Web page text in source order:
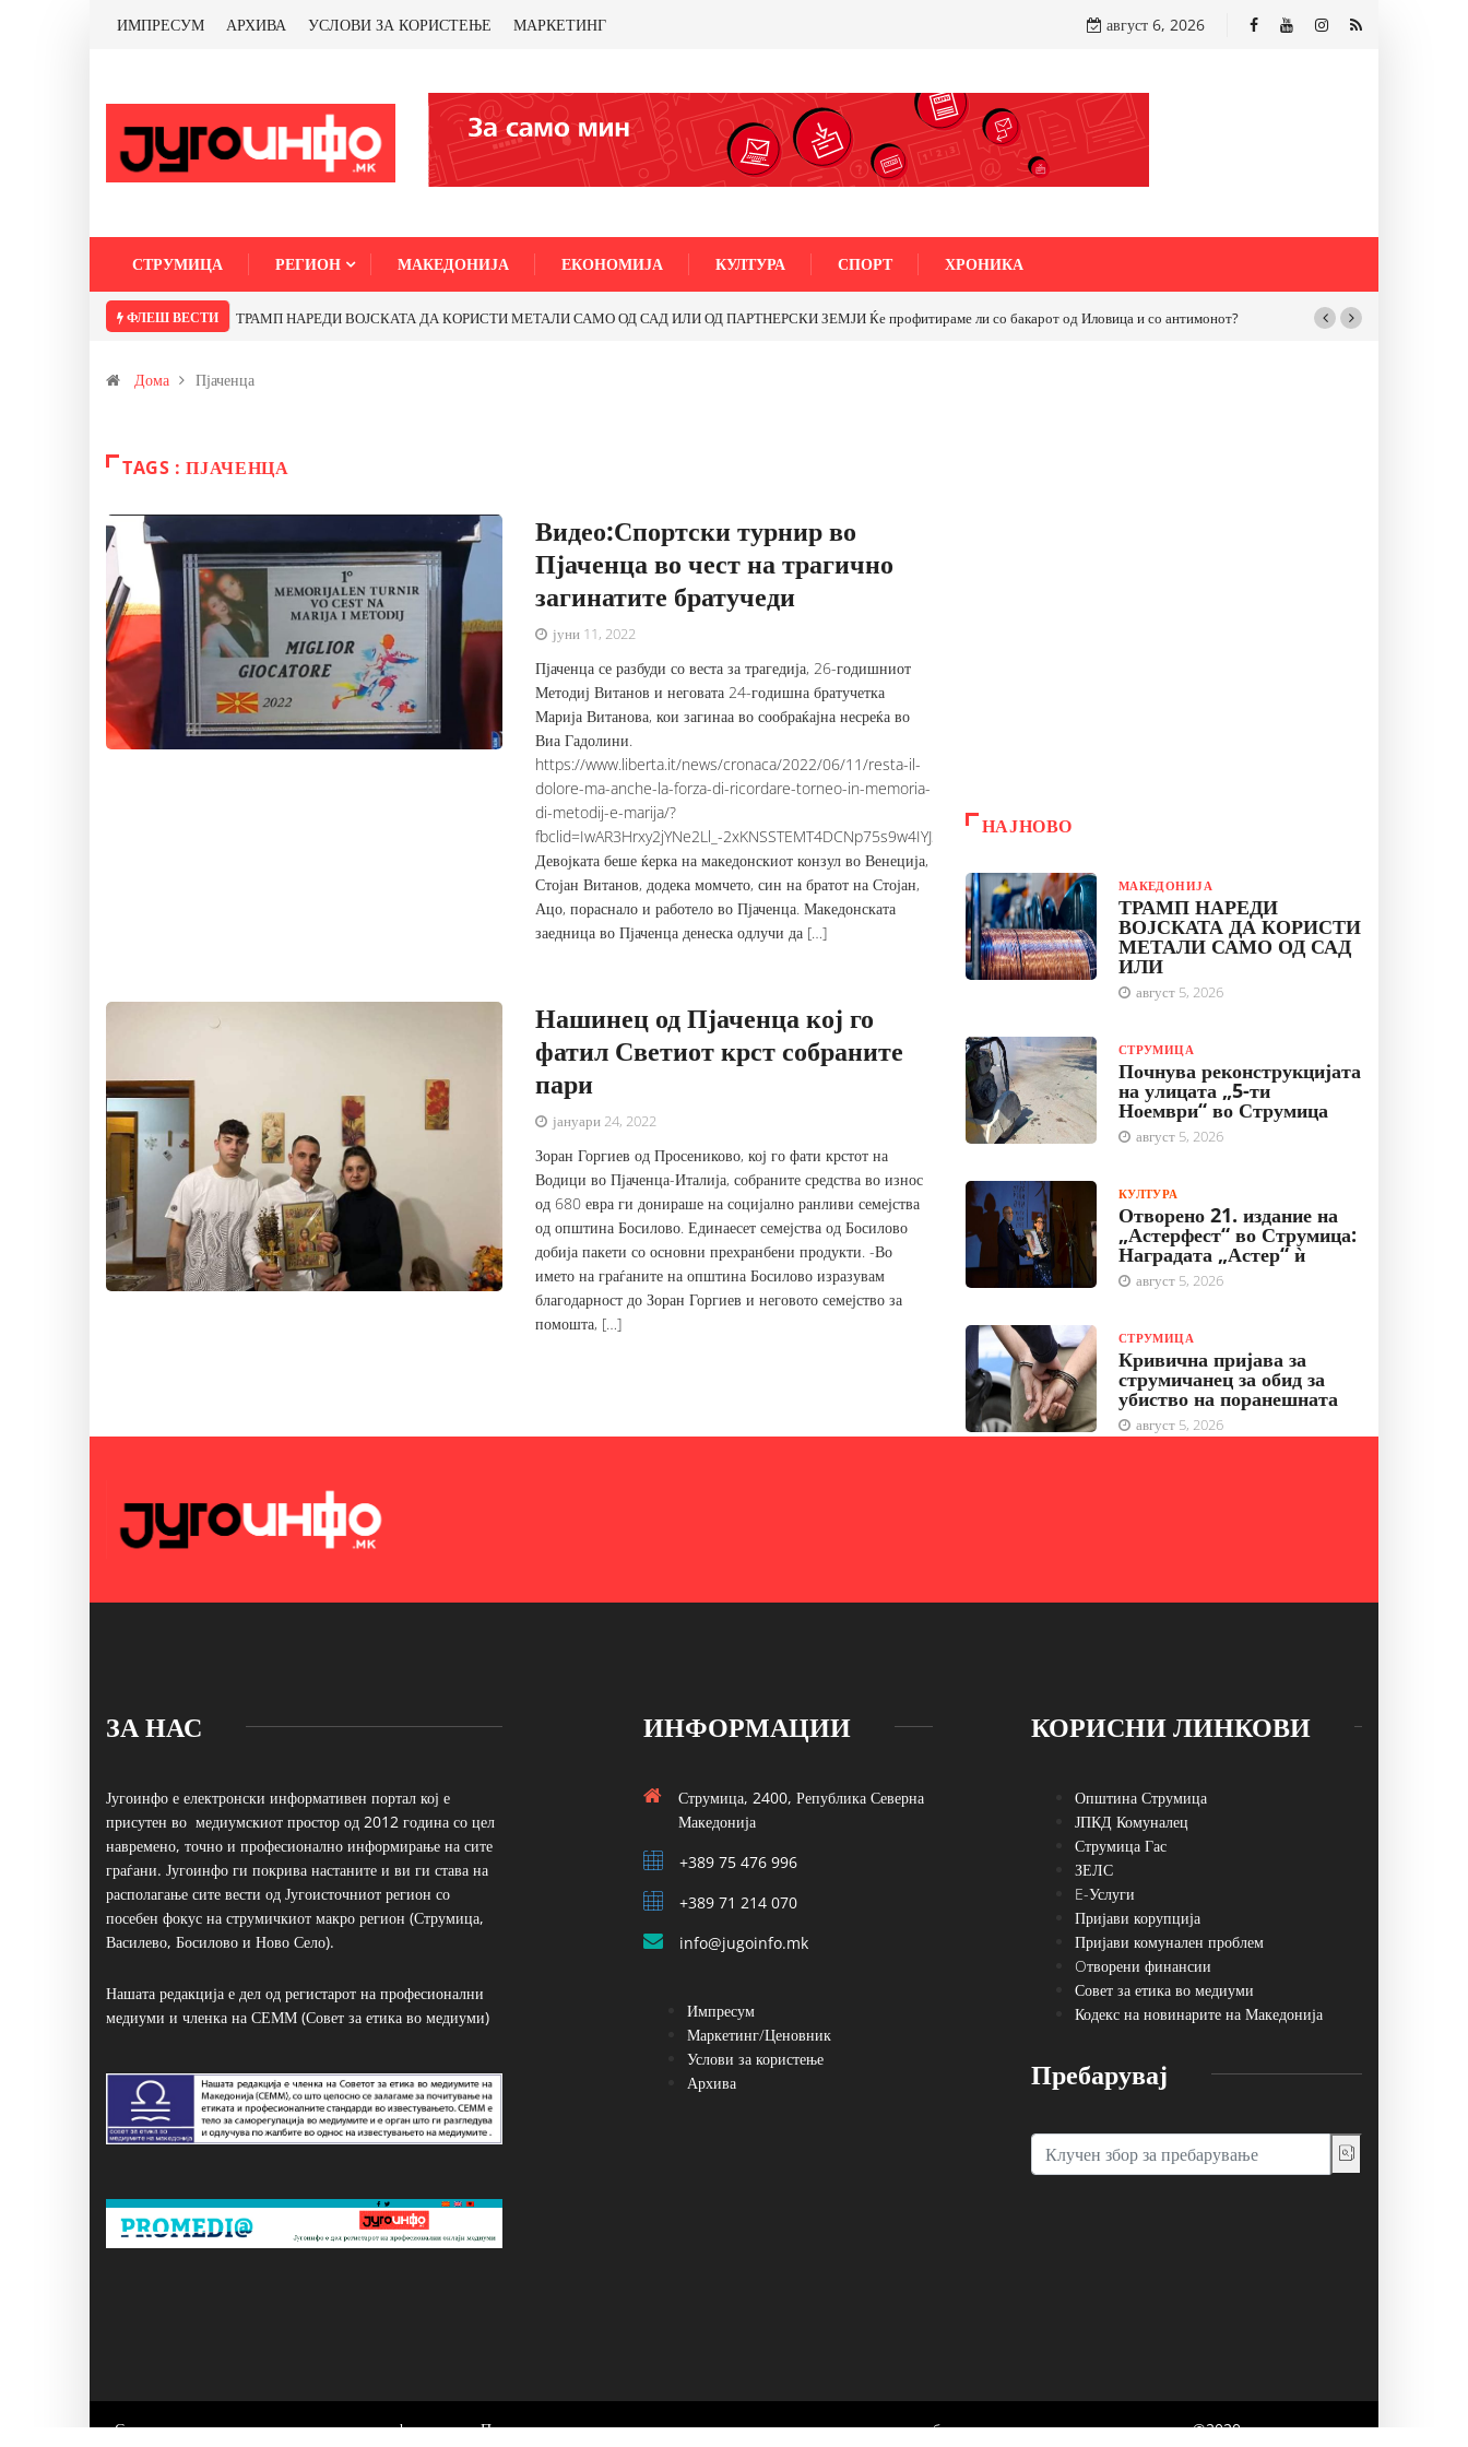
ИМПРЕСУМ АРХИВА УСЛОВИ ЗА КОРИСТЕЊЕ МАРКЕТИНГ август 6, 2026
СТРУМИЦА РЕГИОН МАКЕДОНИЈА ЕКОНОМИЈА КУЛТУРА СПОРТ ХРОНИКА
ФЛЕШ ВЕСТИ ТРАМП НАРЕДИ ВОЈСКАТА ДА КОРИСТИ МЕТАЛИ САМО ОД САД ИЛИ ОД ПАРТНЕРСКИ ЗЕМЈИ Ќе профитираме ли со бакарот од Иловица и со антимонот?
Дома Пјаченца
TAGS : ПЈАЧЕНЦА
Видео:Спортски турнир во
Пјаченца во чест на трагично
загинатите братучеди
јуни 11, 2022
Пјаченца се разбуди со веста за трагедија, 26-годишниот
Методиј Витанов и неговата 24-годишна братучетка
Марија Витанова, кои загинаа во сообраќајна несреќа во
Виа Гадолини.
https://www.liberta.it/news/cronaca/2022/06/11/resta-il-
dolore-ma-anche-la-forza-di-ricordare-torneo-in-memoria-
di-metodij-e-marija/?
fbclid=IwAR3Hrxy2jYNe2Ll_-2xKNSSTEMT4DCNp75s9w4IYJ35qHiEsspRfXwd1BSc
Девојката беше ќерка на македонскиот конзул во Венеција,
Стојан Витанов, додека момчето, син на братот на Стојан,
Ацо, пораснало и работело во Пјаченца. Македонската
заедница во Пјаченца денеска одлучи да […]
Нашинец од Пјаченца кој го
фатил Светиот крст собраните
пари
јануари 24, 2022
Зоран Горгиев од Просениково, кој го фати крстот на
Водици во Пјаченца-Италија, собраните средства во износ
од 680 евра ги донираше на социјално ранливи семејства
од општина Босилово. Единаесет семејства од Босилово
добија пакети со основни прехранбени продукти. -Во
името на граѓаните на општина Босилово изразувам
благодарност до Зоран Горгиев и неговото семејство за
помошта, […]
НАЈНОВО
МАКЕДОНИЈА
ТРАМП НАРЕДИ
ВОЈСКАТА ДА КОРИСТИ
МЕТАЛИ САМО ОД САД
ИЛИ
август 5, 2026
СТРУМИЦА
Почнува реконструкцијата
на улицата „5-ти
Ноември“ во Струмица
август 5, 2026
КУЛТУРА
Отворено 21. издание на
„Астерфест“ во Струмица:
Наградата „Астер“ ѝ
август 5, 2026
СТРУМИЦА
Кривична пријава за
струмичанец за обид за
убиство на поранешната
август 5, 2026
ЗА НАС
Југоинфо е електронски информативен портал кој е
присутен во медиумскиот простор од 2012 година со цел
навремено, точно и професионално информирање на сите
граѓани. Југоинфо ги покрива настаните и ви ги става на
располагање сите вести од Југоисточниот регион со
посебен фокус на струмичкиот макро регион (Струмица,
Василево, Босилово и Ново Село).
Нашата редакција е дел од регистарот на професионални
медиуми и членка на СЕММ (Совет за етика во медиуми)
ИНФОРМАЦИИ
Струмица, 2400, Република Северна
Македонија
+389 75 476 996
+389 71 214 070
info@jugoinfo.mk
Импресум
Маркетинг/Ценовник
Услови за користење
Архива
КОРИСНИ ЛИНКОВИ
Општина Струмица
ЈПКД Комуналец
Струмица Гас
ЗЕЛС
E-Услуги
Пријави корупција
Пријави комунален проблем
Oтворени финансии
Совет за етика во медиуми
Кодекс на новинарите на Македонија
Пребарувај
Сите написи се користат само за лично информирање. Преземање, нивно користење и реемитување се можни само со посебен договор со основачот на порталот. ©2020,